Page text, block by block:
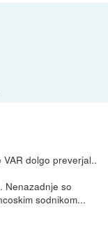
dolgo preverjal..
Nenazadnje so
sodnikom...